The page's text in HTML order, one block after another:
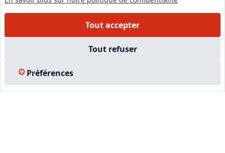
Tout accepter
Tout refuser
Préférences
Nous rejoindre
Partenaires